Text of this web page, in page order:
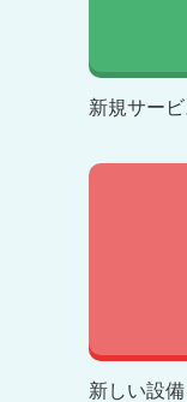
新規サー
新しい設